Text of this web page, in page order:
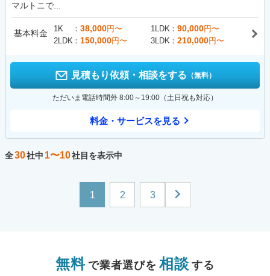
マルトニで...
基本料金 1K 38,000円〜 1LDK 90,000円〜
2LDK
150,000円〜 3LDK 210,000円〜
見積もり依頼・相談をする （無料）
ただいま電話時間外 8:00～19:00（土日祝も対応）
料金・サービスを見る
全30社中 1〜10社目を表示中
1 2 3
無料 で業者選びを 相談 する